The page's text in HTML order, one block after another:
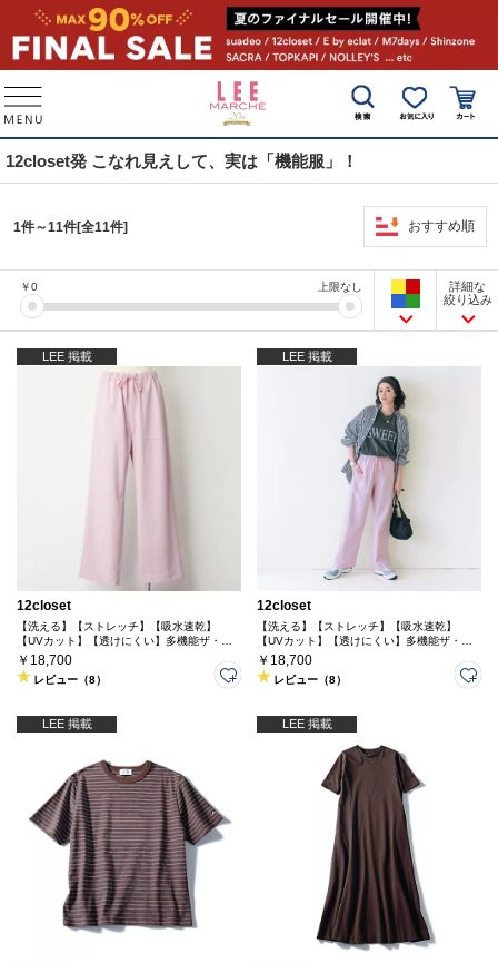
12closet発 こなれ見えして、実は「機能服」！
1件～11件[全11件] おすすめ順
￥0 上限なし
詳細な
絞り込み
LEE 掲載
12closet
【洗える】【ストレッチ】【吸水速乾】
【UVカット】【透けにくい】多機能ザ・エ
ブリバディパンツ
￥18,700
レビュー（8）
LEE 掲載
12closet
【洗える】【ストレッチ】【吸水速乾】
【UVカット】【透けにくい】多機能ザ・エ
ブリバディパンツ
￥18,700
レビュー（8）
LEE 掲載 LEE 掲載